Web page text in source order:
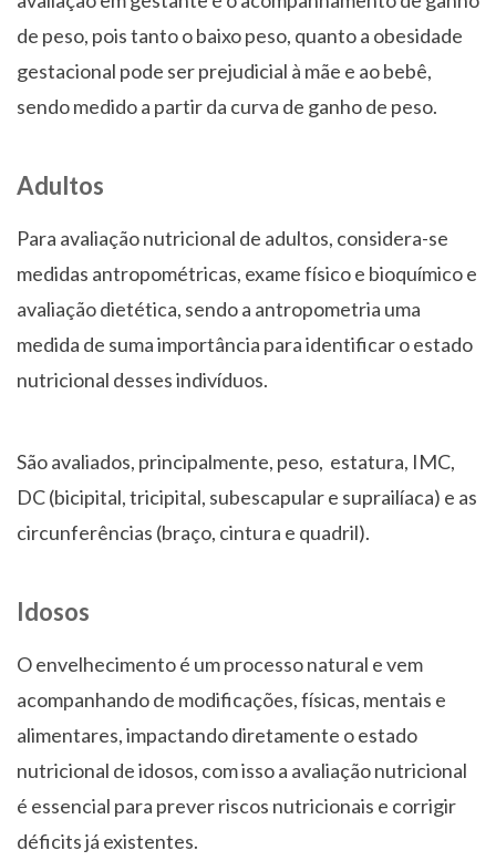
de peso, pois tanto o baixo peso, quanto a obesidade
gestacional pode ser prejudicial à mãe e ao bebê,
sendo medido a partir da curva de ganho de peso.
Adultos
Para avaliação nutricional de adultos, considera-se
medidas antropométricas, exame físico e bioquímico e
avaliação dietética, sendo a antropometria uma
medida de suma importância para identificar o estado
nutricional desses indivíduos.
São avaliados, principalmente, peso, estatura, IMC,
DC (bicipital, tricipital, subescapular e suprailíaca) e as
circunferências (braço, cintura e quadril).
Idosos
O envelhecimento é um processo natural e vem
acompanhando de modificações, físicas, mentais e
alimentares, impactando diretamente o estado
nutricional de idosos, com isso a avaliação nutricional
é essencial para prever riscos nutricionais e corrigir
déficits já existentes.